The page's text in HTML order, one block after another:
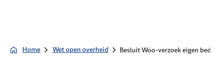
Home Wet open overheid Besluit Woo-verzoek eigen